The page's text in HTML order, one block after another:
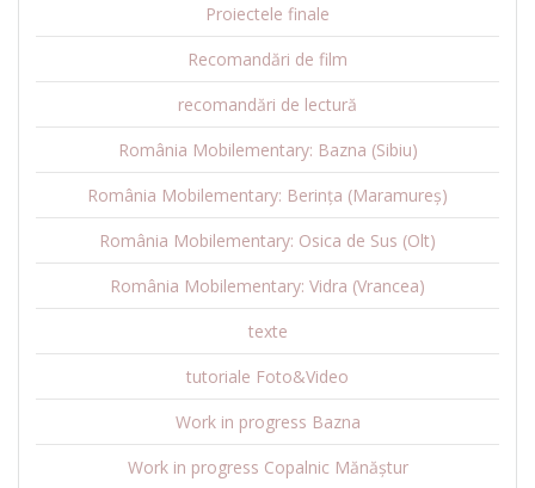
Proiectele finale
Recomandări de film
recomandări de lectură
România Mobilementary: Bazna (Sibiu)
România Mobilementary: Berința (Maramureș)
România Mobilementary: Osica de Sus (Olt)
România Mobilementary: Vidra (Vrancea)
texte
tutoriale Foto&Video
Work in progress Bazna
Work in progress Copalnic Mănăștur